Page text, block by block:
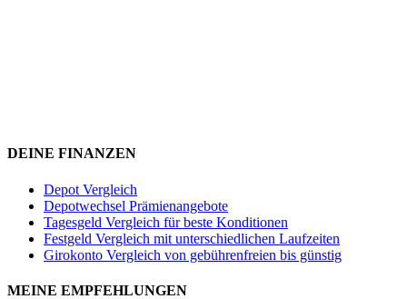
DEINE FINANZEN
Depot Vergleich
Depotwechsel Prämienangebote
Tagesgeld Vergleich für beste Konditionen
Festgeld Vergleich mit unterschiedlichen Laufzeiten
Girokonto Vergleich von gebührenfreien bis günstig
MEINE EMPFEHLUNGEN